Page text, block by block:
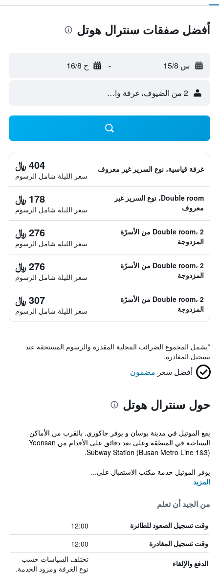
أفضل صفقات سنترال هوتل
س 15/8 - ح 16/8
2 من الضيوف، غرفة واحدة
غرفة قياسية، نوع السرير غير معروف 404 ﷼
سعر الليلة شامل الرسوم
Double room، نوع السرير غير
معروف
178 ﷼
سعر الليلة شامل الرسوم
Double room، 2 من الأسرّة
المزدوجة
276 ﷼
سعر الليلة شامل الرسوم
Double room، 2 من الأسرّة
المزدوجة
276 ﷼
سعر الليلة شامل الرسوم
Double room، 2 من الأسرّة
المزدوجة
307 ﷼
سعر الليلة شامل الرسوم
*يشمل المجموع الضرائب المحلية المقدرة والرسوم المستحقة عند
تسجيل المغادرة.
أفضل سعر مضمون
حول سنترال هوتل
يقع الموتيل في مدينة بوسان و يوفر جاكوزي. بالقرب من الأماكن
السياحية في المنطقة وعلى بعد دقائق على الأقدام من Yeonsan
Subway Station (Busan Metro Line 1&3).
يوفر الموتيل خدمة مكتب الاستقبال على...
المزيد
من الجيد أن تعلم
وقت تسجيل الصعود للطائرة 12:00
وقت تسجيل المغادرة 12:00
الدفع والإلغاء
تختلف السياسات حسب
نوع الغرفة ومزود الخدمة.